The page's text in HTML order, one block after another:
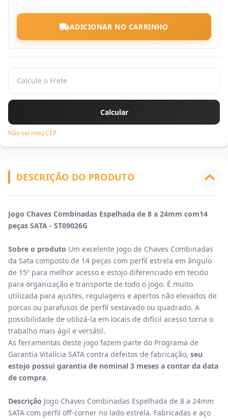
ADICIONAR NO CARRINHO
Não sei meu CEP
DESCRIÇÃO DO PRODUTO
Jogo Chaves Combinadas Espelhada de 8 a 24mm com14
peças SATA - ST09026G
Sobre o produto Um excelente Jogo de Chaves Combinadas
da Sata composto de 14 peças com perfil estrela em ângulo
de 15º para melhor acesso e estojo diferenciado em tecido
para organização e transporte de todo o jogo. É muito
utilizada para ajustes, regulagens e apertos não elevados de
porcas ou parafusos de perfil sextavado ou quadrado. A
possibilidade de utilizá-la em locais de difícil acesso torna o
trabalho mais ágil e versátil.
As ferramentas deste jogo fazem parte do Programa de
Garantia Vitalícia SATA contra defeitos de fabricação, seu
estojo possui garantia de nominal 3 meses a contar da data
de compra.
Descrição Jogo Chaves Combinadas Espelhada de 8 a 24mm
SATA com perfil off-corner no lado estrela. Fabricadas e aço